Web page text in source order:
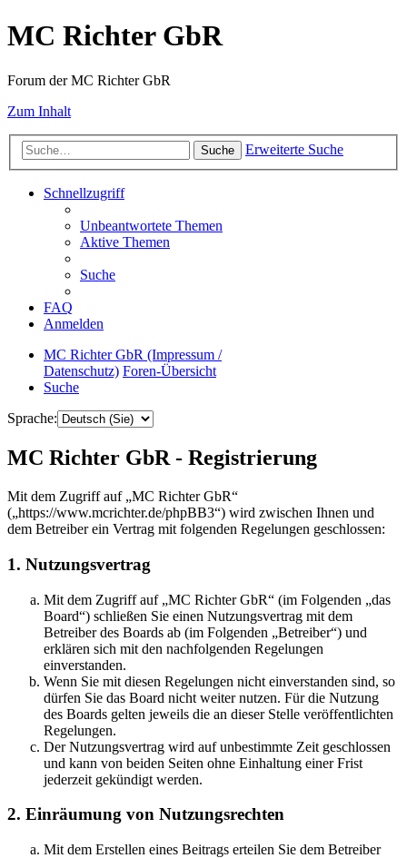
MC Richter GbR
Forum der MC Richter GbR
Zum Inhalt
Suche Erweiterte Suche
Schnellzugriff
Unbeantwortete Themen
Aktive Themen
Suche
FAQ
Anmelden
MC Richter GbR (Impressum /
Datenschutz) Foren-Übersicht
Suche
Sprache:
MC Richter GbR - Registrierung
Mit dem Zugriff auf „MC Richter GbR“
(„https://www.mcrichter.de/phpBB3“) wird zwischen Ihnen und
dem Betreiber ein Vertrag mit folgenden Regelungen geschlossen:
1. Nutzungsvertrag
Mit dem Zugriff auf „MC Richter GbR“ (im Folgenden „das
Board“) schließen Sie einen Nutzungsvertrag mit dem
Betreiber des Boards ab (im Folgenden „Betreiber“) und
erklären sich mit den nachfolgenden Regelungen
einverstanden.
Wenn Sie mit diesen Regelungen nicht einverstanden sind, so
dürfen Sie das Board nicht weiter nutzen. Für die Nutzung
des Boards gelten jeweils die an dieser Stelle veröffentlichten
Regelungen.
Der Nutzungsvertrag wird auf unbestimmte Zeit geschlossen
und kann von beiden Seiten ohne Einhaltung einer Frist
jederzeit gekündigt werden.
2. Einräumung von Nutzungsrechten
Mit dem Erstellen eines Beitrags erteilen Sie dem Betreiber